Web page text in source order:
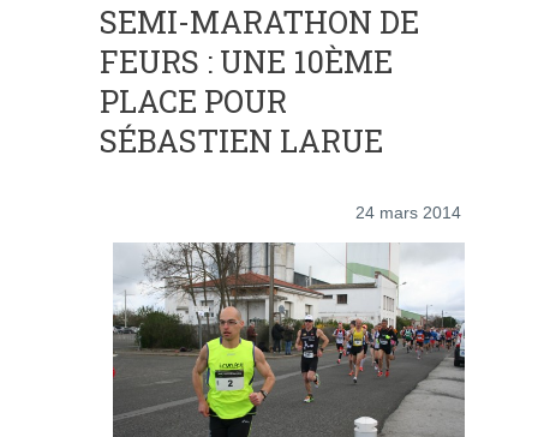
SEMI-MARATHON DE
FEURS : UNE 10ÈME
PLACE POUR
SÉBASTIEN LARUE
24 mars 2014